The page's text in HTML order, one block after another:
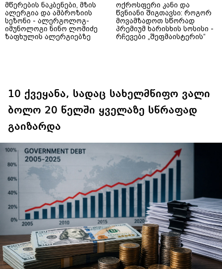
მწერების ნაკბენები, მზის
ალერგია და ამბროზიის
სეზონი - ალერგოლოგ-
იმუნოლოგი ნინო ლომიძე
ზაფხულის ალერგიებზე
ოქროსფერი კანი და
წვნიანი შიგთავსი: როგორ
მოვამზადოთ სწორად
პრემიუმ ხარისხის სოსისი -
რჩევები „შეფმაისტერის“
10 ქვეყანა, სადაც სახელმწიფო ვალი
ბოლო 20 წელში ყველაზე სწრაფად
გაიზარდა